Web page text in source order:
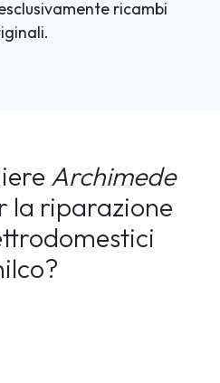
ricambi
Archimede
la riparazione